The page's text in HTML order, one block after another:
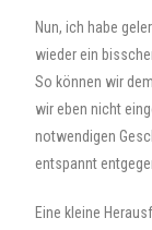
Nun, ich habe
wieder ein
So können wir
wir eben nicht
notwendigen
entspannt
Eine kleine